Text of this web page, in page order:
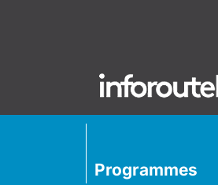
Programmes